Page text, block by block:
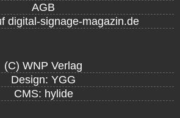
AGB
digital-signage-magazin.de
(C) WNP Verlag
Design: YGG
CMS: hylide